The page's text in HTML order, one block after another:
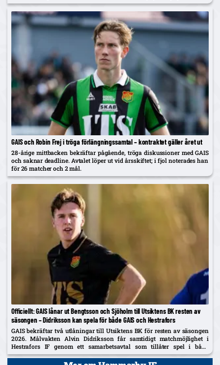
GAIS och Robin Frej i tröga förlängningssamtal – kontraktet gäller året ut
28-årige mittbacken bekräftar pågående, tröga diskussioner med GAIS
och saknar deadline. Avtalet löper ut vid årsskiftet; i fjol noterades han
för 26 matcher och 2 mål.
Officiellt: GAIS lånar ut Bengtsson och Sjöholm till Utsiktens BK resten av
säsongen – Didriksson kan spela för både GAIS och Hestrafors
GAIS bekräftar två utlåningar till Utsiktens BK för resten av säsongen
2026. Målvakten Alvin Didriksson får samtidigt matchmöjlighet i
Hestrafors IF genom ett samarbetsavtal som tillåter spel i båda
klubbarna.